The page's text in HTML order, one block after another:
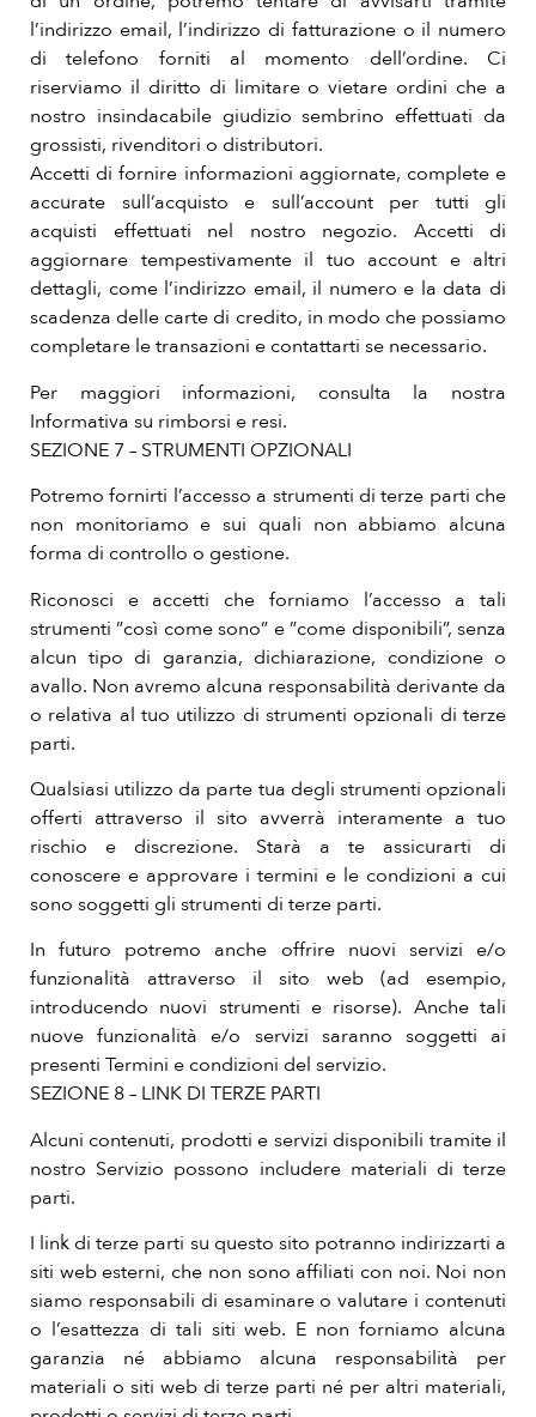
l’indirizzo email, l’indirizzo di fatturazione o il numero
di telefono forniti al momento dell’ordine. Ci
riserviamo il diritto di limitare o vietare ordini che a
nostro insindacabile giudizio sembrino effettuati da
grossisti, rivenditori o distributori.
Accetti di fornire informazioni aggiornate, complete e
accurate sull’acquisto e sull’account per tutti gli
acquisti effettuati nel nostro negozio. Accetti di
aggiornare tempestivamente il tuo account e altri
dettagli, come l’indirizzo email, il numero e la data di
scadenza delle carte di credito, in modo che possiamo
completare le transazioni e contattarti se necessario.
Per maggiori informazioni, consulta la nostra
Informativa su rimborsi e resi.
SEZIONE 7 – STRUMENTI OPZIONALI
Potremo fornirti l’accesso a strumenti di terze parti che
non monitoriamo e sui quali non abbiamo alcuna
forma di controllo o gestione.
Riconosci e accetti che forniamo l’accesso a tali
strumenti ”così come sono” e ”come disponibili”, senza
alcun tipo di garanzia, dichiarazione, condizione o
avallo. Non avremo alcuna responsabilità derivante da
o relativa al tuo utilizzo di strumenti opzionali di terze
parti.
Qualsiasi utilizzo da parte tua degli strumenti opzionali
offerti attraverso il sito avverrà interamente a tuo
rischio e discrezione. Starà a te assicurarti di
conoscere e approvare i termini e le condizioni a cui
sono soggetti gli strumenti di terze parti.
In futuro potremo anche offrire nuovi servizi e/o
funzionalità attraverso il sito web (ad esempio,
introducendo nuovi strumenti e risorse). Anche tali
nuove funzionalità e/o servizi saranno soggetti ai
presenti Termini e condizioni del servizio.
SEZIONE 8 – LINK DI TERZE PARTI
Alcuni contenuti, prodotti e servizi disponibili tramite il
nostro Servizio possono includere materiali di terze
parti.
I link di terze parti su questo sito potranno indirizzarti a
siti web esterni, che non sono affiliati con noi. Noi non
siamo responsabili di esaminare o valutare i contenuti
o l’esattezza di tali siti web. E non forniamo alcuna
garanzia né abbiamo alcuna responsabilità per
materiali o siti web di terze parti né per altri materiali,